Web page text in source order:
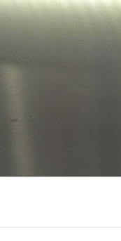
Zum